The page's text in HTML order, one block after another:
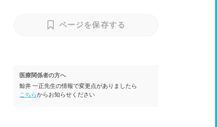
ページを保存する
医療関係者の方へ
鯨井 一正先生の情報で変更点がありましたら
こちらからお知らせください